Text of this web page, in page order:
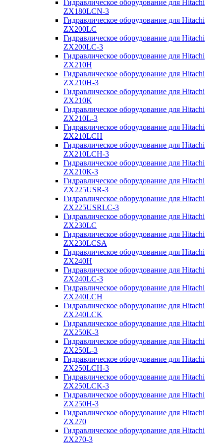
Гидравлическое оборудование для Hitachi
ZX180LCN-3
Гидравлическое оборудование для Hitachi
ZX200LC
Гидравлическое оборудование для Hitachi
ZX200LC-3
Гидравлическое оборудование для Hitachi
ZX210H
Гидравлическое оборудование для Hitachi
ZX210H-3
Гидравлическое оборудование для Hitachi
ZX210K
Гидравлическое оборудование для Hitachi
ZX210L-3
Гидравлическое оборудование для Hitachi
ZX210LCH
Гидравлическое оборудование для Hitachi
ZX210LCH-3
Гидравлическое оборудование для Hitachi
ZX210К-3
Гидравлическое оборудование для Hitachi
ZX225USR-3
Гидравлическое оборудование для Hitachi
ZX225USRLC-3
Гидравлическое оборудование для Hitachi
ZX230LC
Гидравлическое оборудование для Hitachi
ZX230LCSA
Гидравлическое оборудование для Hitachi
ZX240H
Гидравлическое оборудование для Hitachi
ZX240LC-3
Гидравлическое оборудование для Hitachi
ZX240LCH
Гидравлическое оборудование для Hitachi
ZX240LCK
Гидравлическое оборудование для Hitachi
ZX250K-3
Гидравлическое оборудование для Hitachi
ZX250L-3
Гидравлическое оборудование для Hitachi
ZX250LCH-3
Гидравлическое оборудование для Hitachi
ZX250LCK-3
Гидравлическое оборудование для Hitachi
ZX250Н-3
Гидравлическое оборудование для Hitachi
ZX270
Гидравлическое оборудование для Hitachi
ZX270-3